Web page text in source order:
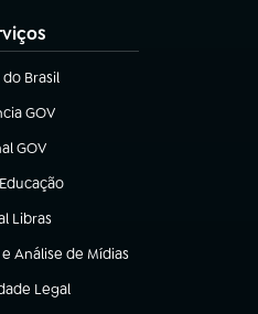
do Brasil
nova aba)
GOV
nova aba)
GOV
em nova aba)
nova aba)
Libras
em nova aba)
Análise de Mídias
Legal
nova aba)